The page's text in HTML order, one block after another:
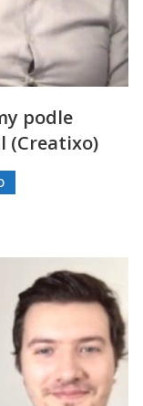
podle
(Creatixo)